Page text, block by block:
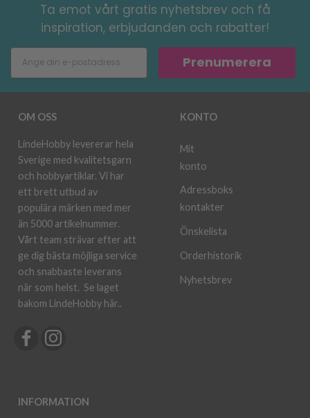
Ta emot vårt gratis nyhetsbrev och få
inspiration, erbjudanden och rabatter!
Prenumerera
OM OSS
LindeHobby levererar hela
Sverige med kvalitetsgarn
och hobbyartiklar. Vi har
ett brett utbud av
populära märken med mer
än 5000 artikelnummer.
Vårt team strävar efter att
ge dig bästa möjliga service
och snabbaste leverans
när som helst. Se laget
bakom LindeHobby här..
INFORMATION
KONTO
Mit
konto
Adressboks
kontakter
Önskelista
Orderhistorik
Nyhetsbrev